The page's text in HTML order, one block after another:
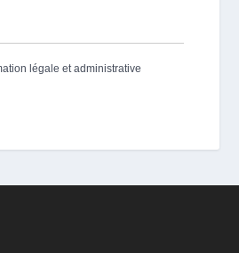
légale et administrative